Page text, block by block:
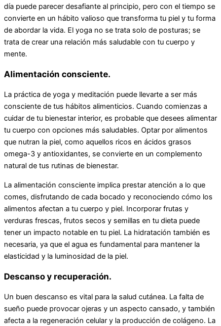
día puede parecer desafiante al principio, pero con el tiempo se
convierte en un hábito valioso que transforma tu piel y tu forma
de abordar la vida. El yoga no se trata solo de posturas; se
trata de crear una relación más saludable con tu cuerpo y
mente.
Alimentación consciente.
La práctica de yoga y meditación puede llevarte a ser más
consciente de tus hábitos alimenticios. Cuando comienzas a
cuidar de tu bienestar interior, es probable que desees alimentar
tu cuerpo con opciones más saludables. Optar por alimentos
que nutran la piel, como aquellos ricos en ácidos grasos
omega-3 y antioxidantes, se convierte en un complemento
natural de tus rutinas de bienestar.
La alimentación consciente implica prestar atención a lo que
comes, disfrutando de cada bocado y reconociendo cómo los
alimentos afectan a tu cuerpo y piel. Incorporar frutas y
verduras frescas, frutos secos y semillas en tu dieta puede
tener un impacto notable en tu piel. La hidratación también es
necesaria, ya que el agua es fundamental para mantener la
elasticidad y la luminosidad de la piel.
Descanso y recuperación.
Un buen descanso es vital para la salud cutánea. La falta de
sueño puede provocar ojeras y un aspecto cansado, y también
afecta a la regeneración celular y la producción de colágeno. La